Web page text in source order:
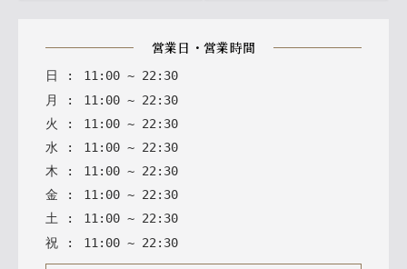
営業日・営業時間
日 : 11: 00 ~ 22: 30
月
: 11 : 00 ~ 22 : 30
火
: 11 : 00 ~ 22 : 30
水 : 11 : 00 ~ 22 : 30
木 : 11 : 00 ~ 22 : 30
金 : 11: 00 ~ 22: 30
土 : 11: 00 ~ 22: 30
祝 : 11 : 00 ~ 22 : 30